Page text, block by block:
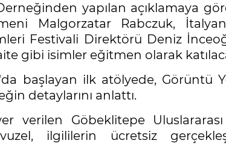
yapılan açıklamaya
Malgorzatar Rabczuk,
Festivali Direktörü Deniz
gibi isimler eğitmen olarak
başlayan ilk atölyede, Görüntü
detaylarını anlattı.
verilen Göbeklitepe
ilgililerin ücretsiz